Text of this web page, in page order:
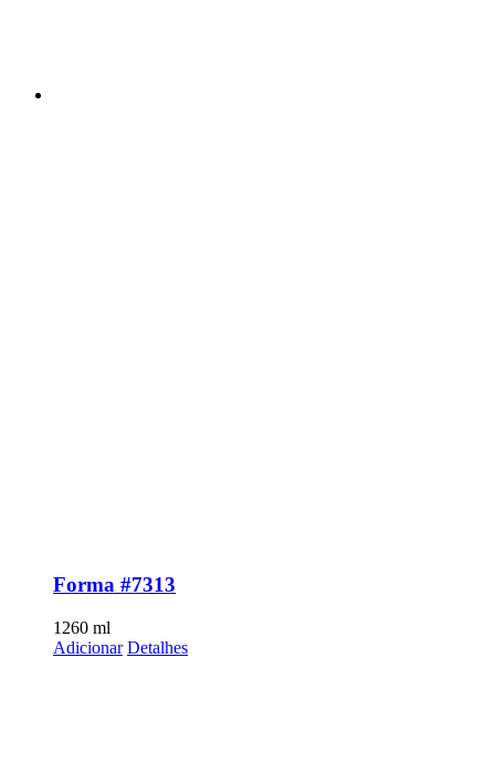
Forma #7313
1260 ml
Adicionar Detalhes